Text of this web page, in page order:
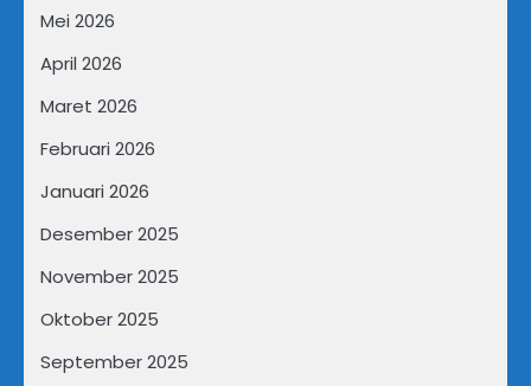
Mei 2026
April 2026
Maret 2026
Februari 2026
Januari 2026
Desember 2025
November 2025
Oktober 2025
September 2025